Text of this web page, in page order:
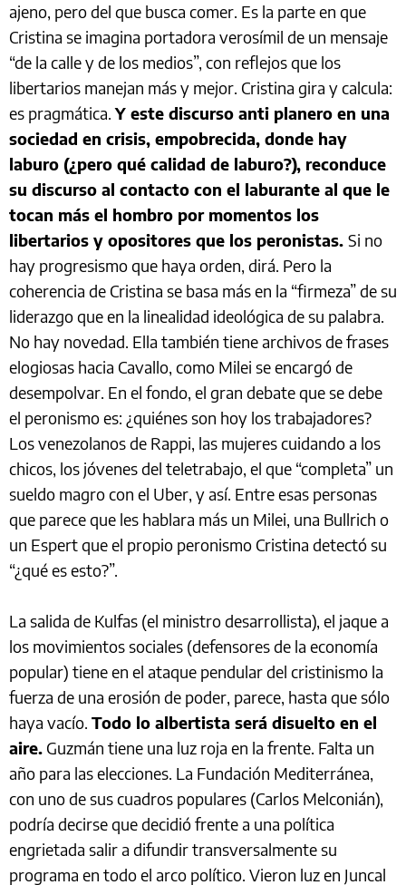
ajeno, pero del que busca comer. Es la parte en que
Cristina se imagina portadora verosímil de un mensaje
“de la calle y de los medios”, con reflejos que los
libertarios manejan más y mejor. Cristina gira y calcula:
es pragmática.Y este discurso anti planero en una
sociedad en crisis, empobrecida, donde hay
laburo (¿pero qué calidad de laburo?), reconduce
su discurso al contacto con el laburante al que le
tocan más el hombro por momentos los
libertarios y opositores que los peronistas. Si no
hay progresismo que haya orden, dirá. Pero la
coherencia de Cristina se basa más en la “firmeza” de su
liderazgo que en la linealidad ideológica de su palabra.
No hay novedad. Ella también tiene archivos de frases
elogiosas hacia Cavallo, como Milei se encargó de
desempolvar. En el fondo, el gran debate que se debe
el peronismo es: ¿quiénes son hoy los trabajadores?
Los venezolanos de Rappi, las mujeres cuidando a los
chicos, los jóvenes del teletrabajo, el que “completa” un
sueldo magro con el Uber, y así. Entre esas personas
que parece que les hablara más un Milei, una Bullrich o
un Espert que el propio peronismo Cristina detectó su
“¿qué es esto?”.
La salida de Kulfas (el ministro desarrollista), el jaque a
los movimientos sociales (defensores de la economía
popular) tiene en el ataque pendular del cristinismo la
fuerza de una erosión de poder, parece, hasta que sólo
haya vacío. Todo lo albertista será disuelto en el
aire. Guzmán tiene una luz roja en la frente. Falta un
año para las elecciones. La Fundación Mediterránea,
con uno de sus cuadros populares (Carlos Melconián),
podría decirse que decidió frente a una política
engrietada salir a difundir transversalmente su
programa en todo el arco político. Vieron luz en Juncal